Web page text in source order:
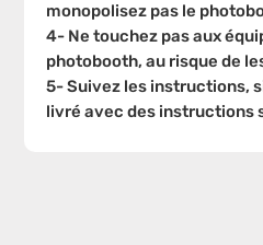
monopolisez pas le
4- Ne touchez pas aux
photobooth, au risque de
5- Suivez les instructions,
livré avec des instructions